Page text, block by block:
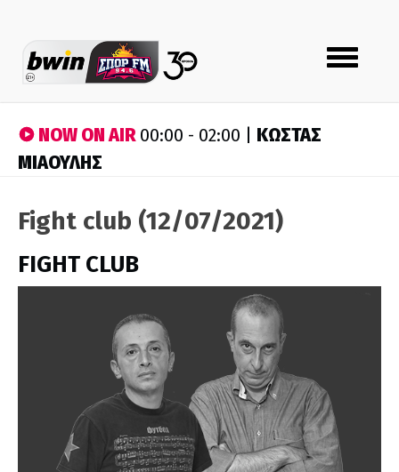
Toggle
navigation
NOW ON AIR00:00 - 02:00 | ΚΩΣΤΑΣ
ΜΙΑΟΥΛΗΣ
Fight club (12/07/2021)
FIGHT CLUB